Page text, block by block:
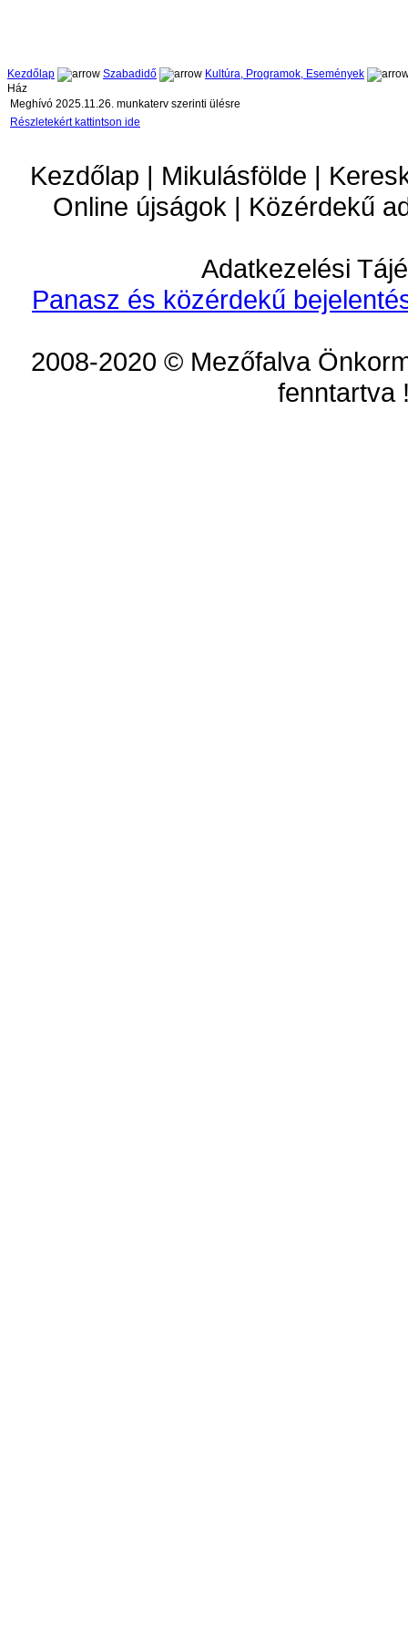
Kezdőlap Szabadidő
Kultúra, Programok, Események
Ház
Meghívó 2025.11.26. munkaterv szerinti ülésre
Részletekért kattintson ide
Kezdőlap | Mikulásfölde |
Online újságok | Közérdekű
Adatkezelési
Panasz és közérdekű
2008-2020 © Mezőfalva
fenntartva